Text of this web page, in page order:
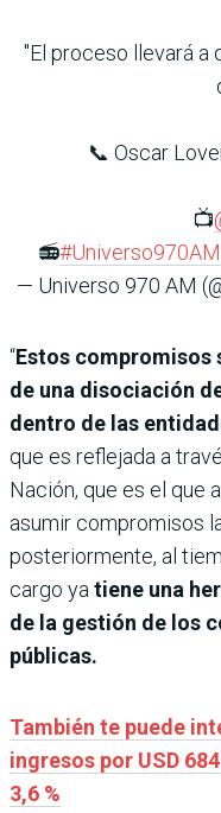
"El proceso llevará a
📞 Oscar
📺
📻#Universo970AM
— Universo 970 AM
“Estos compromisos
de una disociación
dentro de las
que es reflejada a
Nación, que es el que
asumir compromisos
posteriormente, al
cargo yatiene una
de la gestión de los
públicas.
También te puede
ingresos por USD
3,6 %